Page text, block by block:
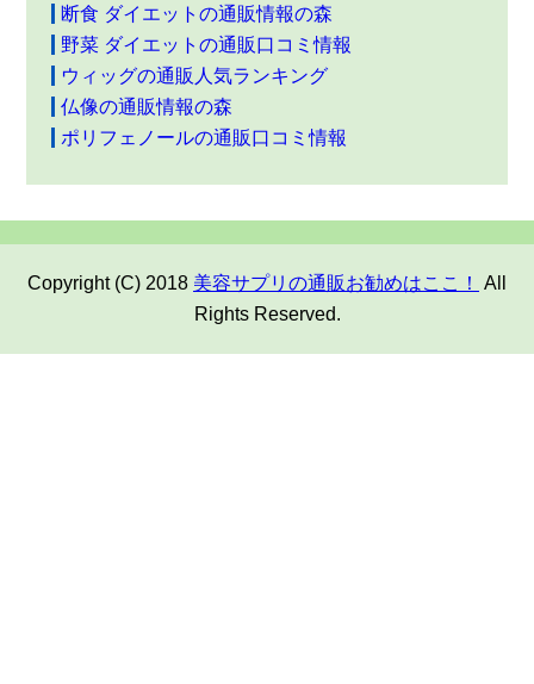
断食 ダイエットの通販情報の森
野菜 ダイエットの通販口コミ情報
ウィッグの通販人気ランキング
仏像の通販情報の森
ポリフェノールの通販口コミ情報
Copyright (C) 2018 美容サプリの通販お勧めはここ！
All
Rights Reserved.